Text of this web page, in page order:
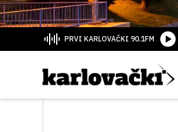
PRVI KARLOVAČKI 90.1FM